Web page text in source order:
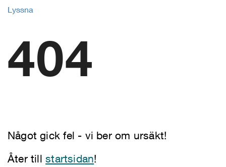
Lyssna
404
Något gick fel - vi ber om ursäkt!
Åter tillstartsidan!